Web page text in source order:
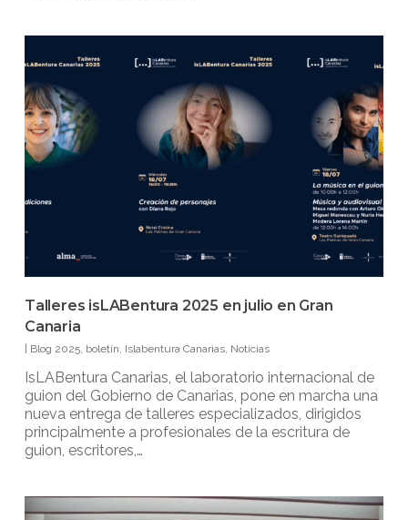
Talleres isLABentura 2025 en julio en Gran
Canaria
Blog 2025, boletín, Islabentura Canarias, Noticias
IsLABentura Canarias, el laboratorio internacional de
guion del Gobierno de Canarias, pone en marcha una
nueva entrega de talleres especializados, dirigidos
principalmente a profesionales de la escritura de
guion, escritores,…